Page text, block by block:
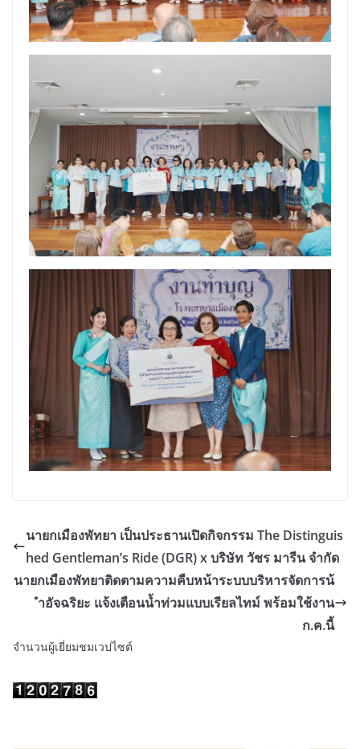
นายกเมืองพัทยา เป็นประธานเปิดกิจกรรม The Distinguis
hed Gentleman’s Ride (DGR) x บริษัท วัชร มารีน จำกัด
นายกเมืองพัทยาติดตามความคืบหน้าระบบบริหารจัดการน้
ำอัจฉริยะ แจ้งเตือนน้ำท่วมแบบเรียลไทม์ พร้อมใช้งาน
ก.ค.นี้
จำนวนผู้เยี่ยมชมเวปไซต์